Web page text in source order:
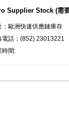
Supplier Stock (需
：歐洲快速供應鏈庫存
電話：(852) 23013221
時間: